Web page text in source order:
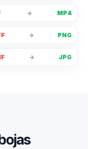
→ MP4
→ PNG
→ JPG